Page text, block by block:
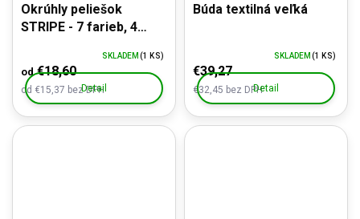
Okrúhly peliešok
STRIPE - 7 farieb, 4
od €15,37 bez DPH
od€18,60
SKLADEM (1 KS)
Detail
Búda textilná veľká
€32,45 bez DPH
€39,27
SKLADEM (1 KS)
Detail